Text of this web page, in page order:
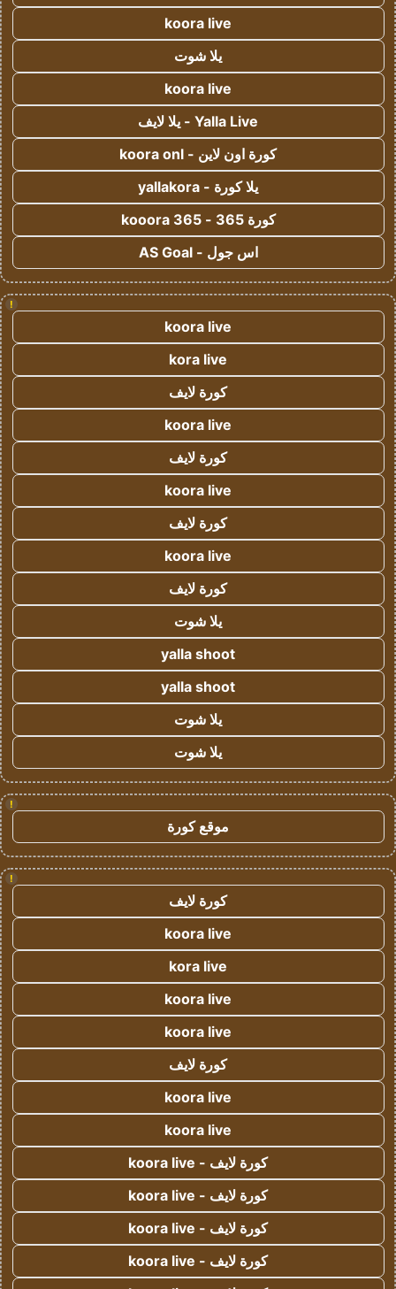
koora live
يلا شوت
koora live
Yalla Live - يلا لايف
كورة اون لاين - koora onl
يلا كورة - yallakora
كورة 365 - kooora 365
اس جول - AS Goal
!
koora live
kora live
كورة لايف
koora live
كورة لايف
koora live
كورة لايف
koora live
كورة لايف
يلا شوت
yalla shoot
yalla shoot
يلا شوت
يلا شوت
!
موقع كورة
!
كورة لايف
koora live
kora live
koora live
koora live
كورة لايف
koora live
koora live
كورة لايف - koora live
كورة لايف - koora live
كورة لايف - koora live
كورة لايف - koora live